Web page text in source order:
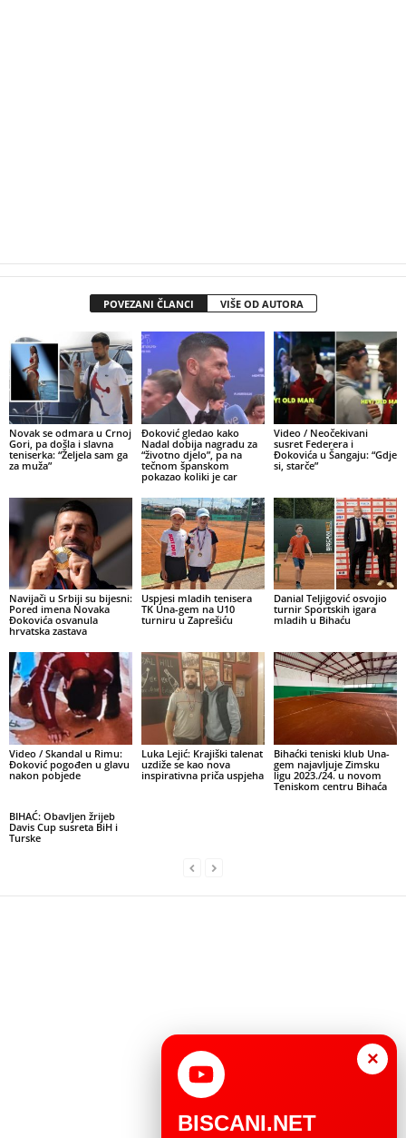
POVEZANI ČLANCI VIŠE OD AUTORA
Novak se odmara u Crnoj
Gori, pa došla i slavna
teniserka: “Željela sam ga
za muža”
Đoković gledao kako
Nadal dobija nagradu za
“životno djelo”, pa na
tečnom španskom
pokazao koliki je car
Video / Neočekivani
susret Federera i
Đokovića u Šangaju: “Gdje
si, starče”
Navijači u Srbiji su bijesni:
Pored imena Novaka
Đokovića osvanula
hrvatska zastava
Uspjesi mladih tenisera
TK Una-gem na U10
turniru u Zaprešiću
Danial Teljigović osvojio
turnir Sportskih igara
mladih u Bihaću
Video / Skandal u Rimu:
Đoković pogođen u glavu
nakon pobjede
Luka Lejić: Krajiški talenat
uzdiže se kao nova
inspirativna priča uspjeha
Bihaćki teniski klub Una-
gem najavljuje Zimsku
ligu 2023./24. u novom
Teniskom centru Bihaća
BIHAĆ: Obavljen žrijeb
Davis Cup susreta BiH i
Turske
×
BISCANI.NET